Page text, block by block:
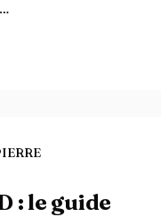
: le guide